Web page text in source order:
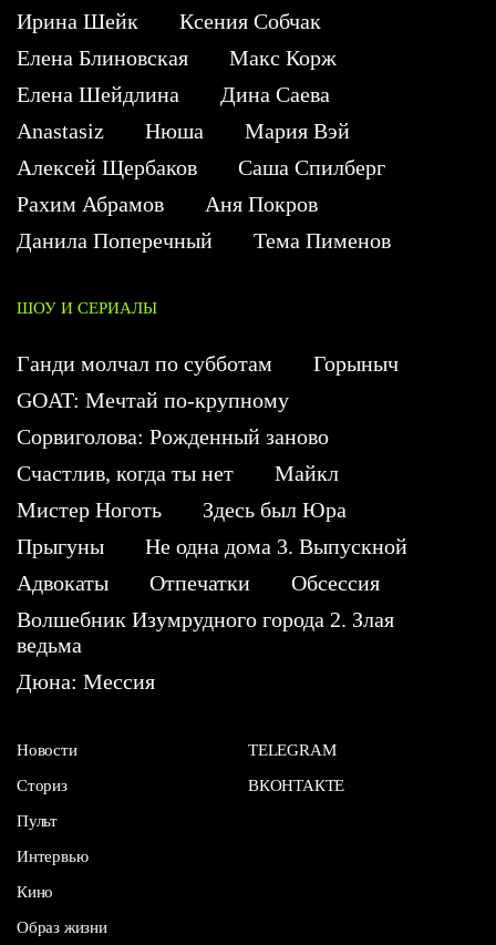
Ирина Шейк
Ксения Собчак
Елена Блиновская
Макс Корж
Елена Шейдлина
Дина Саева
Anastasiz
Нюша
Мария Вэй
Алексей Щербаков
Саша Спилберг
Рахим Абрамов
Аня Покров
Данила Поперечный
Тема Пименов
ШОУ И СЕРИАЛЫ
Ганди молчал по субботам
Горыныч
GOAT: Мечтай по-крупному
Сорвиголова: Рожденный заново
Счастлив, когда ты нет
Майкл
Мистер Ноготь
Здесь был Юра
Прыгуны
Не одна дома 3. Выпускной
Адвокаты
Отпечатки
Обсессия
Волшебник Изумрудного города 2. Злая
ведьма
Дюна: Мессия
Новости
Сториз
Пульт
Интервью
Кино
Образ жизни
TELEGRAM
ВКОНТАКТЕ